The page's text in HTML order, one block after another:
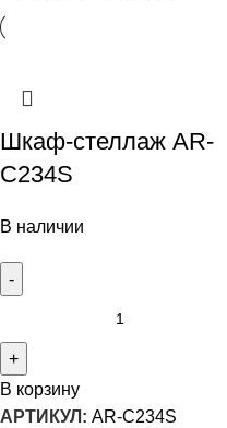
Шкаф-стеллаж AR-
C234S
В наличии
В корзину
АРТИКУЛ: AR-C234S